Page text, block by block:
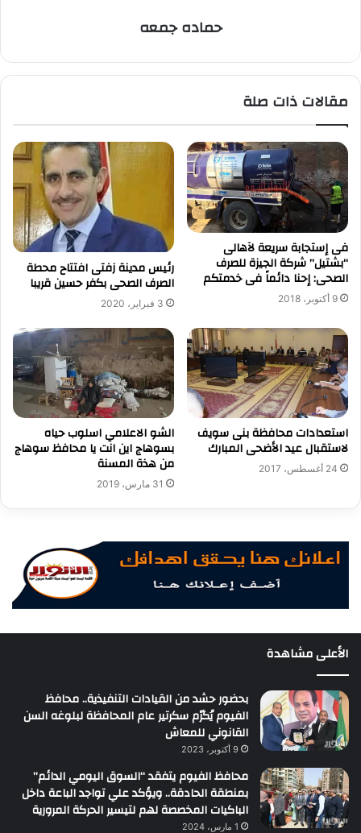
حماده جمعه
مقالات ذات صلة
فى إستجابة سريعة لآهالى
“بشتيل” شركة الجيزة للصرف
الصحى: إحنا دائماً فى خدمتكم
9 أكتوبر، 2018
رئيس مدينة زفتى افتتاح محطة
الصرف الصحى بكفر حسين قريبا
3 فبراير، 2020
استعدادات محافظة بنى سويف
لاستقبال عيد الأضحى المبارك
24 أغسطس، 2017
الشو الاعلامي اسلوب حياه
بسوهاج اين انت يا محافظ سوهاج
من هذة المسنة
31 مارس، 2019
الأعلى مشاهدة
بحضور حشد من القيادات التنفيذية.. محافظ
الفيوم يُكرّم سكرتير عام المحافظة لبلوغه السن
القانوني للمعاش
9 أكتوبر، 2023
محافظ الفيوم يتفقد “السوق اليومي الدائم”
بمنطقة الحادقة.. ويؤكد علي تواجد الباعة داخل
الباكيات المخصصة لهم لتيسير الحركة المرورية
1 مارس، 2024